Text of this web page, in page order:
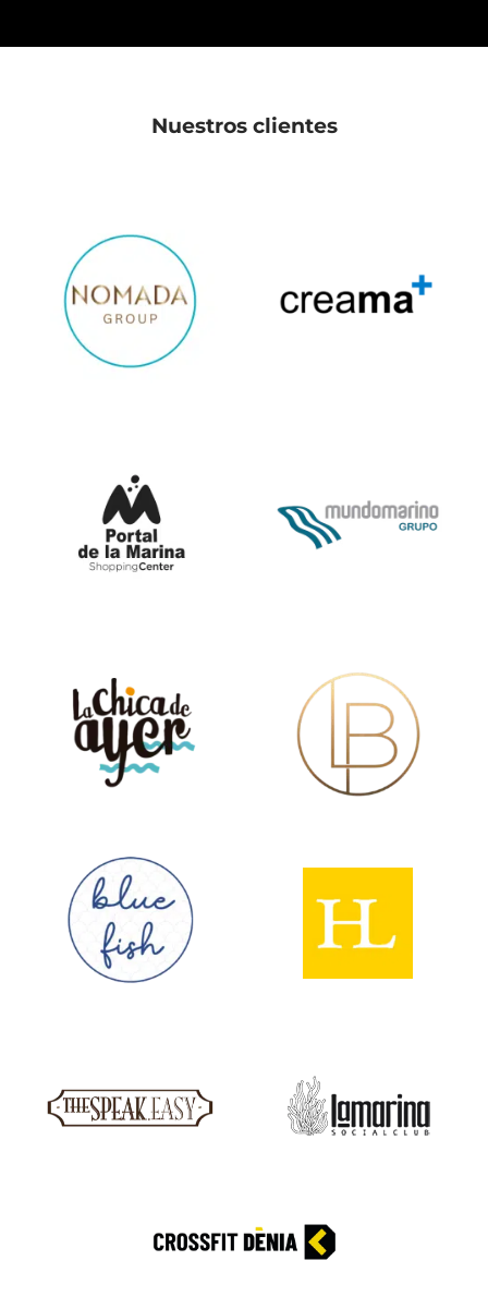
Nuestros clientes